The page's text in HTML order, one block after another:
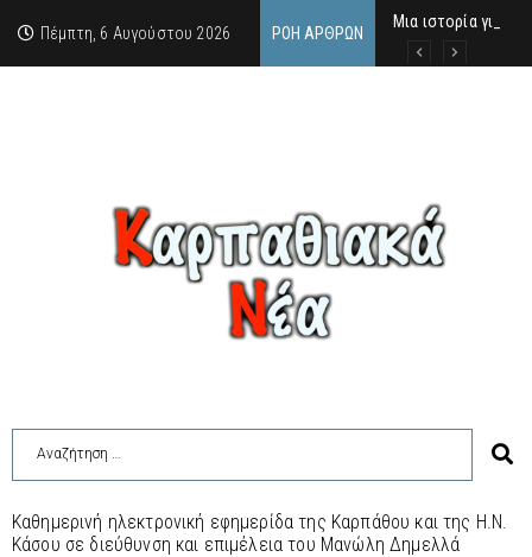
Πέμπτη, 6 Αυγούστου 2026 ΡΟΉ ΆΡΘΡΩΝ
Μια ιστορία για τη
Δρ. Εμμανουέλλα
Χάιδω-Ειρήνη
Καθημερινή ηλεκτρονική εφημερίδα της Καρπάθου και της Η.Ν.
Κάσου σε διεύθυνση και επιμέλεια του Μανώλη Δημελλά